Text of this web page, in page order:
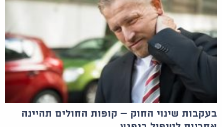
בעקבות שינוי החוק – קופות החולים תהיינה